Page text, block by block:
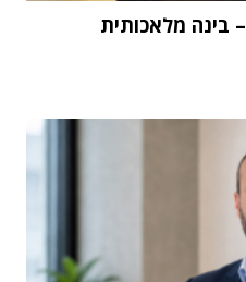
"העתיד הוא Physical AI – בינה מלאכותית